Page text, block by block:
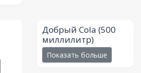
Добрый Cola (500
миллилитр)
Показать больше